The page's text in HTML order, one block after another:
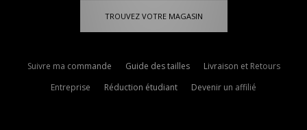
TROUVEZ VOTRE MAGASIN
Suivre ma commande Guide des tailles
Livraison et Retours
Entreprise
Réduction étudiant Devenir un affilié